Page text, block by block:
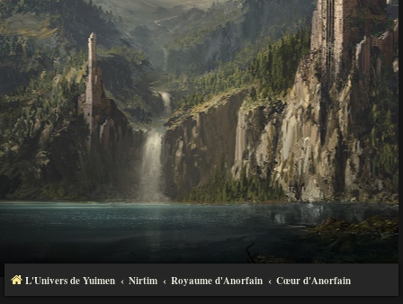
L'Univers de Yuimen Nirtim Royaume d'Anorfain Cœur d'Anorfain